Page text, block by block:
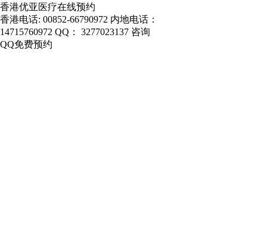
香港优亚医疗在线预约
香港电话: 00852-66790972 内地电话：
14715760972 QQ： 3277023137 咨询
QQ免费预约